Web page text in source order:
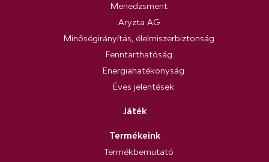
Menedzsment
Aryzta AG
Minőségirányítás, élelmiszerbiztonság
Fenntarthatóság
Energiahatékonyság
Éves jelentések
Játék
Termékeink
Termékbemutató